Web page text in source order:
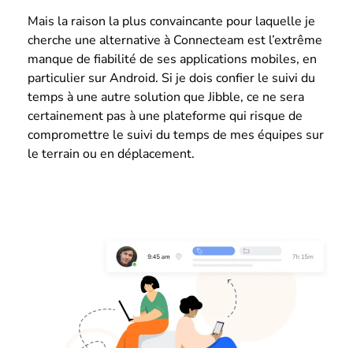
Mais la raison la plus convaincante pour laquelle je
cherche une alternative à Connecteam est l’extrême
manque de fiabilité de ses applications mobiles, en
particulier sur Android. Si je dois confier le suivi du
temps à une autre solution que Jibble, ce ne sera
certainement pas à une plateforme qui risque de
compromettre le suivi du temps de mes équipes sur
le terrain ou en déplacement.